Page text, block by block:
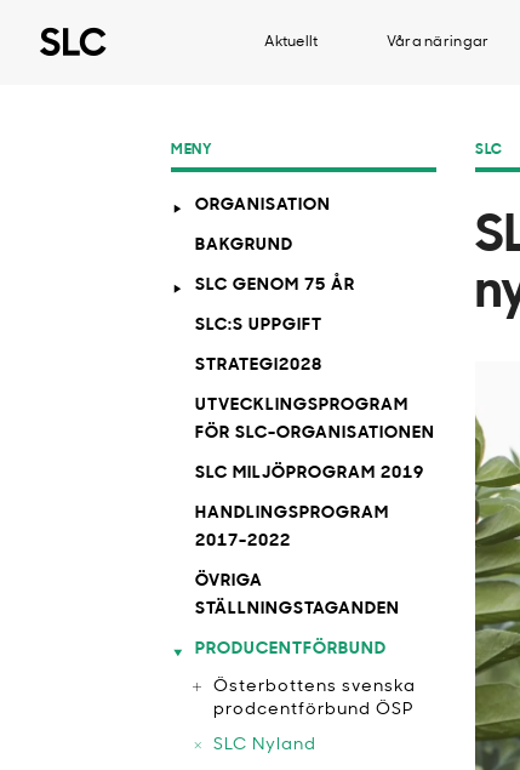
Aktuellt Våra näringar
SLC
MENY
ORGANISATION
BAKGRUND
SLC GENOM 75 ÅR
SLC:S UPPGIFT
STRATEGI2028
UTVECKLINGSPROGRAM
FÖR SLC-ORGANISATIONEN
SLC MILJÖPROGRAM 2019
HANDLINGSPROGRAM
2017-2022
ÖVRIGA
STÄLLNINGSTAGANDEN
PRODUCENTFÖRBUND
Österbottens svenska
prodcentförbund ÖSP
SLC Nyland